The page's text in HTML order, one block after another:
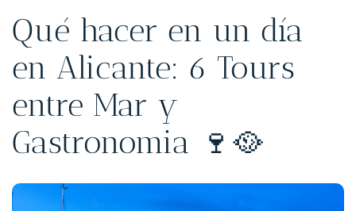
Qué hacer en un día
en Alicante: 6 Tours
entre Mar y
Gastronomia 🍷🥘